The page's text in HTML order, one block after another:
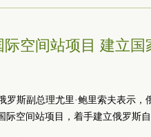
际空间站项目 建立国
罗斯副总理尤里·鲍里索夫表示，
空间站项目，着手建立俄罗斯自